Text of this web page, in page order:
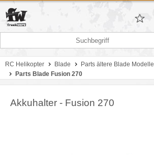
RC Helikopter Blade
Parts ältere Blade Modelle
Parts Blade Fusion 270
Akkuhalter - Fusion 270